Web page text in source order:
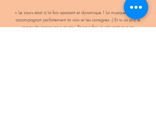
« Le cours était à la fois apaisant et dynamique ! La musique en fond
accompagnait parfaitement ta voix et les consignes :) Et tu as pris le
temps de passer nous ajuster. Et pour finir je n’ai senti aucune